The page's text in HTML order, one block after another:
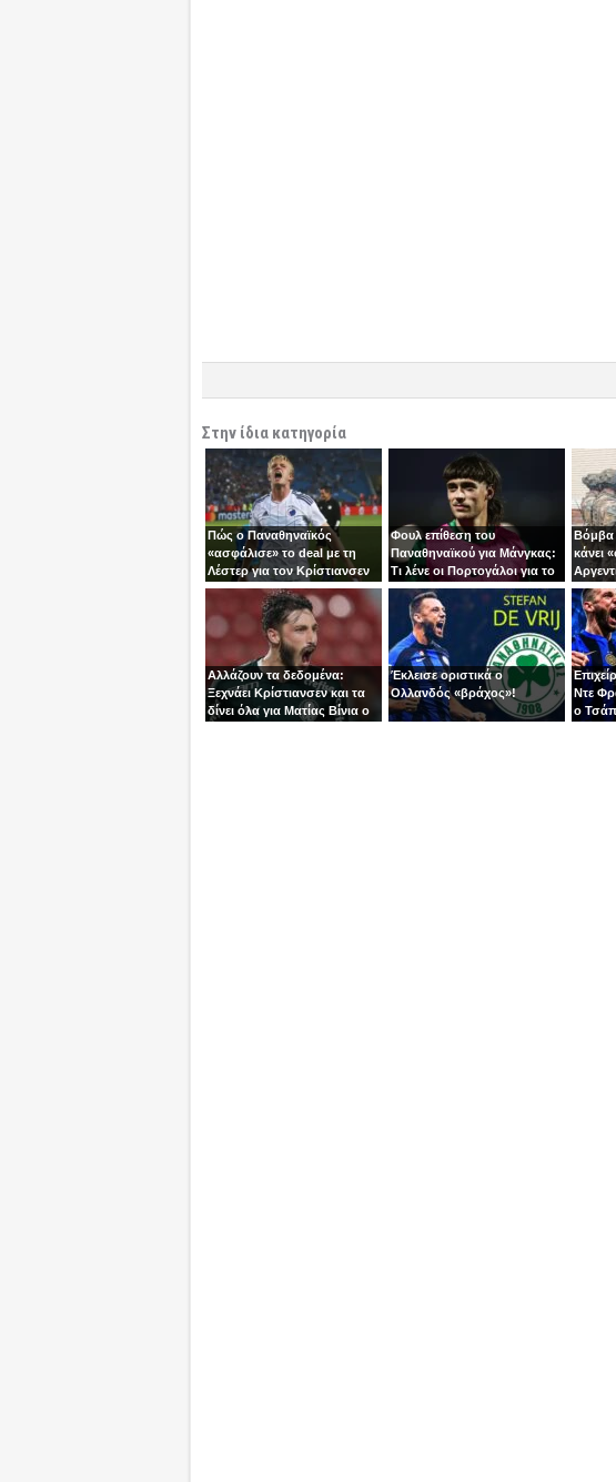
Στην ίδια κατηγορία
Πώς ο Παναθηναϊκός
«ασφάλισε» το deal με τη
Λέστερ για τον Κρίστιανσεν
Φουλ επίθεση του
Παναθηναϊκού για Μάνγκας:
Τι λένε οι Πορτογάλοι για το
“deal” με τη Σπόρτινγκ
Βόμβα
κάνει
εκατ.
Αλλάζουν τα δεδομένα:
Ξεχνάει Κρίστιανσεν και τα
δίνει όλα για Ματίας Βίνια ο
Έκλεισε οριστικά ο
Ολλανδός «βράχος»!
Ντε
ο